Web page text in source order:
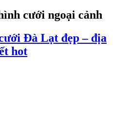
cưới ngoại cảnh
Đà Lạt đẹp – địa
hot